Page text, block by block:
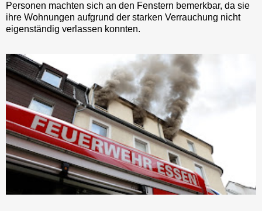
Personen machten sich an den Fenstern bemerkbar, da sie
ihre Wohnungen aufgrund der starken Verrauchung nicht
eigenständig verlassen konnten.